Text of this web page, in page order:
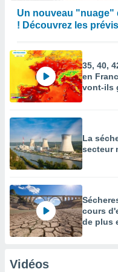
Un nouveau "nuage"
! Découvrez les
35, 40,
en
vont-ils
La
secteur
cours
de plus
Vidéos